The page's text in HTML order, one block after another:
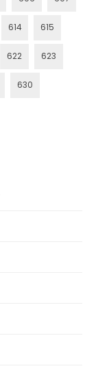
614 615
622 623
630